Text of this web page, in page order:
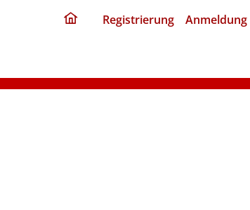
Registrierung Anmeldung